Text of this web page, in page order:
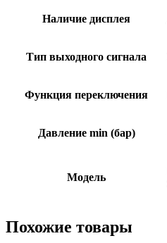
Наличие дисплея
Тип выходного сигнала
Функция переключения
Давление min (бар)
Модель
Похожие товары